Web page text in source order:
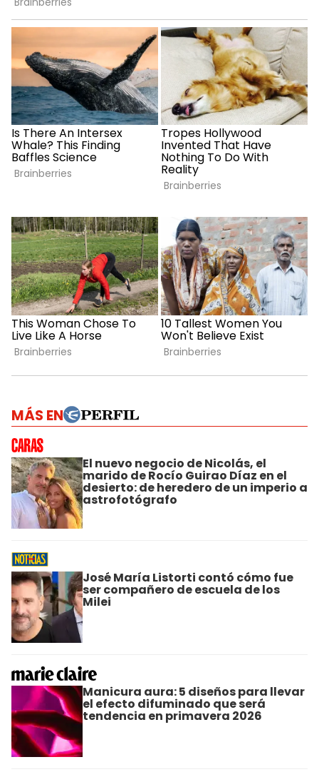
MÁS EN
El nuevo negocio de Nicolás, el
marido de Rocío Guirao Díaz en el
desierto: de heredero de un imperio a
astrofotógrafo
José María Listorti contó cómo fue
ser compañero de escuela de los
Milei
Manicura aura: 5 diseños para llevar
el efecto difuminado que será
tendencia en primavera 2026